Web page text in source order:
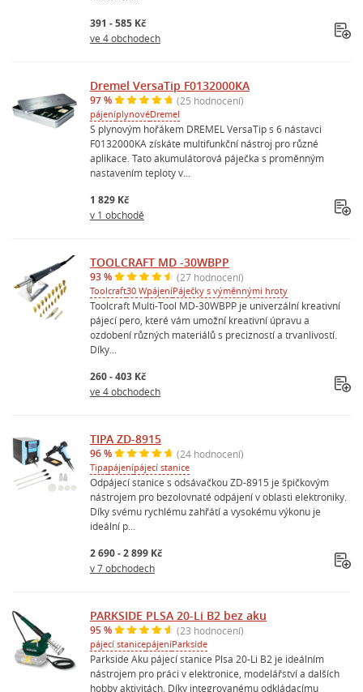
391 - 585 Kč
ve 4 obchodech
Dremel VersaTip F0132000KA
97 % (25 hodnocení)
pájeníplynovéDremel
S plynovým hořákem DREMEL VersaTip s 6 nástavci
F0132000KA získáte multifunkční nástroj pro různé
aplikace. Tato akumulátorová páječka s proměnným
nastavením teploty v...
1 829 Kč
v 1 obchodě
TOOLCRAFT MD -30WBPP
93 % (27 hodnocení)
Toolcraft30 WpájeníPáječky s výměnnými hroty
Toolcraft Multi-Tool MD-30WBPP je univerzální kreativní
pájecí pero, které vám umožní kreativní úpravu a
ozdobení různých materiálů s precizností a trvanlivostí.
Díky...
260 - 403 Kč
ve 4 obchodech
TIPA ZD-8915
96 % (24 hodnocení)
Tipapájenípájecí stanice
Odpájecí stanice s odsávačkou ZD-8915 je špičkovým
nástrojem pro bezolovnaté odpájení v oblasti elektroniky.
Díky svému rychlému zahřátí a vysokému výkonu je
ideální p...
2 690 - 2 899 Kč
v 7 obchodech
PARKSIDE PLSA 20-Li B2 bez aku
95 % (23 hodnocení)
pájecí stanicepájeníParkside
Parkside Aku pájecí stanice Plsa 20-Li B2 je ideálním
nástrojem pro práci v elektronice, modelářství a dalších
hobby aktivitách. Díky integrovanému odkládacímu